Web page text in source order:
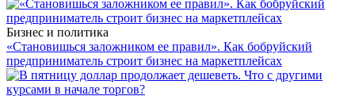
Бизнес и политика
«Становишься заложником ее правил». Как бобруйский
предприниматель строит бизнес на маркетплейсах